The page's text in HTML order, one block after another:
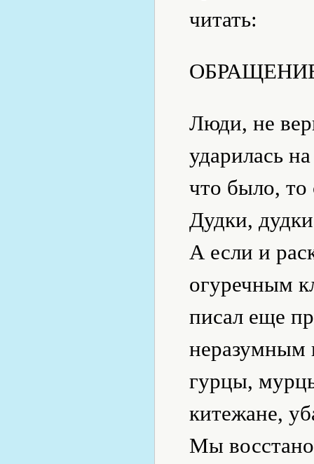
читать:
Люди, не
ударилась
что было, то
Дудки,
А если и
огуречным
писал еще
неразумным
гурцы,
китежане,
Мы